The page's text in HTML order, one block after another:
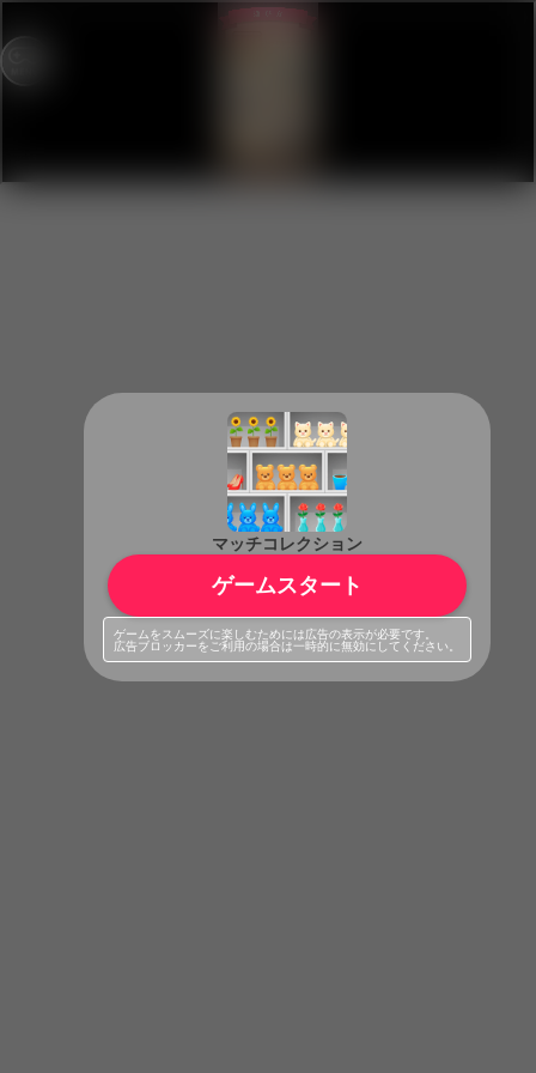
マッチコレクション
ゲームスタート
ゲームをスムーズに楽しむためには広告の表示が必要です。
広告ブロッカーをご利用の場合は一時的に無効にしてください。